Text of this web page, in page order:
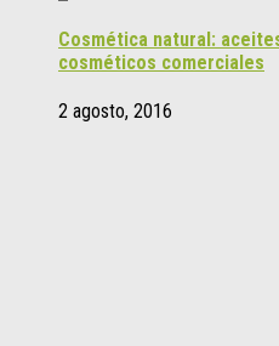
Cosmética natural:
cosméticos comerciales
2 agosto, 2016